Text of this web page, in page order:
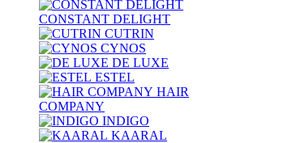
CONSTANT DELIGHT
CUTRIN
CYNOS
DE LUXE
ESTEL
HAIR
COMPANY
INDIGO
KAARAL